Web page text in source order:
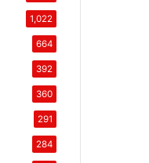
1,022
664
392
360
291
284